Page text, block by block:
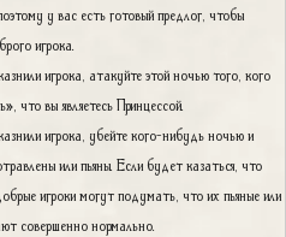
у вас есть готовый предлог, чтобы
игрока.
игрока, атакуйте этой ночью того, кого
что вы являетесь Принцессой.
игрока, убейте кого-нибудь ночью и
или пьяны. Если будет казаться, что
игроки могут подумать, что их пьяные или
совершенно нормально.